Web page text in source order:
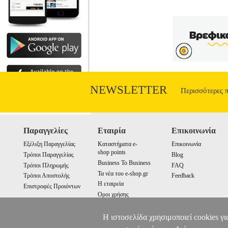
NEWSLETTER
Παραγγελίες
Εξέλιξη Παραγγελίας
Τρόποι Παραγγελίας
Τρόποι Πληρωμής
Τρόποι Αποστολής
Επιστροφές Προιόντων
Εταιρία
Καταστήματα e-
shop points
Business To Business
Τα νέα του e-shop.gr
Η εταιρεία
Οροι χρήσης
Επικοινωνία
Επικοινωνία
Blog
FAQ
Feedback
Η ιστοσελίδα χρησιμοποιεί cookies